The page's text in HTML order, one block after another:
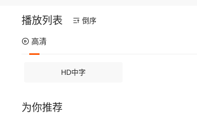
播放列表 倒序
高清
HD中字
为你推荐